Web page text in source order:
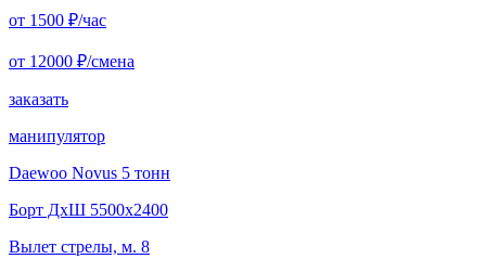
от 1500 ₽/час
от 12000 ₽/смена
заказать
манипулятор
Daewoo Novus 5 тонн
Борт ДxШ 5500x2400
Вылет стрелы, м. 8